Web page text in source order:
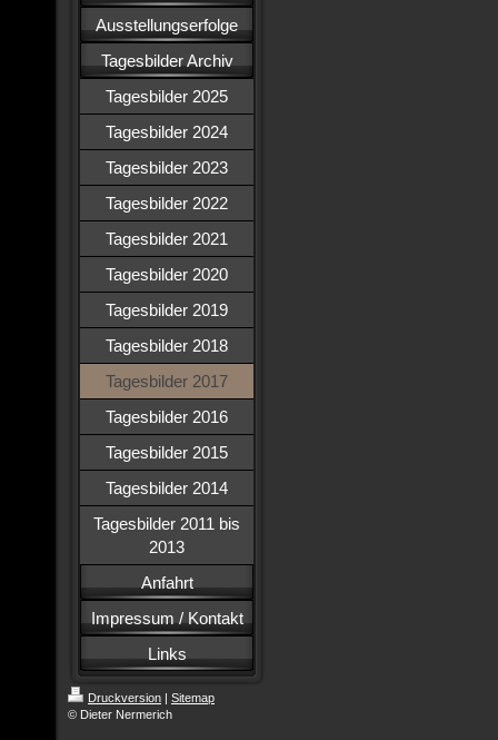
Ausstellungserfolge
Tagesbilder Archiv
Tagesbilder 2025
Tagesbilder 2024
Tagesbilder 2023
Tagesbilder 2022
Tagesbilder 2021
Tagesbilder 2020
Tagesbilder 2019
Tagesbilder 2018
Tagesbilder 2017
Tagesbilder 2016
Tagesbilder 2015
Tagesbilder 2014
Tagesbilder 2011 bis
2013
Anfahrt
Impressum / Kontakt
Links
Druckversion | Sitemap
© Dieter Nermerich